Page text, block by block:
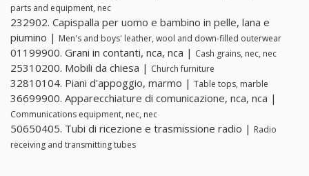
parts and equipment, nec
232902. Capispalla per uomo e bambino in pelle, lana e
piumino | Men's and boys' leather, wool and down-filled outerwear
01199900. Grani in contanti, nca, nca | Cash grains, nec, nec
25310200. Mobili da chiesa | Church furniture
32810104. Piani d'appoggio, marmo | Table tops, marble
36699900. Apparecchiature di comunicazione, nca, nca |
Communications equipment, nec, nec
50650405. Tubi di ricezione e trasmissione radio | Radio
receiving and transmitting tubes